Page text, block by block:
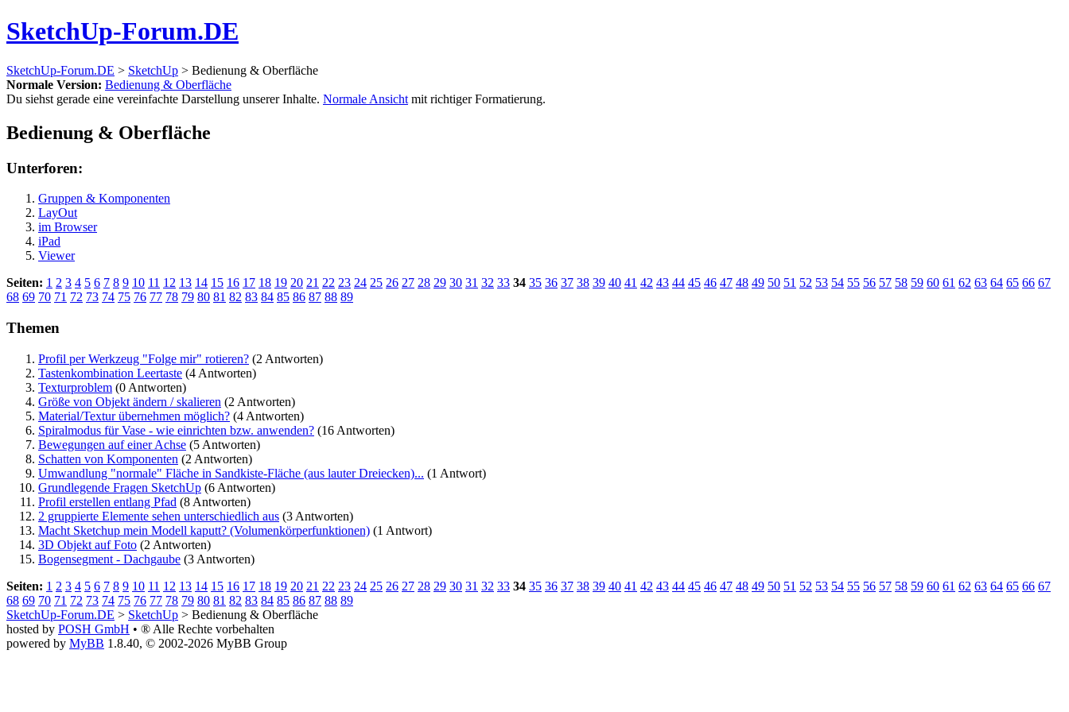
SketchUp-Forum.DE
SketchUp-Forum.DE > SketchUp > Bedienung & Oberfläche
Normale Version: Bedienung & Oberfläche
Du siehst gerade eine vereinfachte Darstellung unserer Inhalte. Normale Ansicht mit richtiger Formatierung.
Bedienung & Oberfläche
Unterforen:
Gruppen & Komponenten
LayOut
im Browser
iPad
Viewer
Seiten: 1 2 3 4 5 6 7 8 9 10 11 12 13 14 15 16 17 18 19 20 21 22 23 24 25 26 27 28 29 30 31 32 33 34 35 36 37 38 39 40 41 42 43 44 45 46 47 48 49 50 51 52 53 54 55 56 57 58 59 60 61 62 63 64 65 66 67
68 69 70 71 72 73 74 75 76 77 78 79 80 81 82 83 84 85 86 87 88 89
Themen
Profil per Werkzeug "Folge mir" rotieren? (2 Antworten)
Tastenkombination Leertaste (4 Antworten)
Texturproblem (0 Antworten)
Größe von Objekt ändern / skalieren (2 Antworten)
Material/Textur übernehmen möglich? (4 Antworten)
Spiralmodus für Vase - wie einrichten bzw. anwenden? (16 Antworten)
Bewegungen auf einer Achse (5 Antworten)
Schatten von Komponenten (2 Antworten)
Umwandlung "normale" Fläche in Sandkiste-Fläche (aus lauter Dreiecken)... (1 Antwort)
Grundlegende Fragen SketchUp (6 Antworten)
Profil erstellen entlang Pfad (8 Antworten)
2 gruppierte Elemente sehen unterschiedlich aus (3 Antworten)
Macht Sketchup mein Modell kaputt? (Volumenkörperfunktionen) (1 Antwort)
3D Objekt auf Foto (2 Antworten)
Bogensegment - Dachgaube (3 Antworten)
Seiten: 1 2 3 4 5 6 7 8 9 10 11 12 13 14 15 16 17 18 19 20 21 22 23 24 25 26 27 28 29 30 31 32 33 34 35 36 37 38 39 40 41 42 43 44 45 46 47 48 49 50 51 52 53 54 55 56 57 58 59 60 61 62 63 64 65 66 67
68 69 70 71 72 73 74 75 76 77 78 79 80 81 82 83 84 85 86 87 88 89
SketchUp-Forum.DE > SketchUp > Bedienung & Oberfläche
hosted by POSH GmbH • ® Alle Rechte vorbehalten
powered by MyBB 1.8.40, © 2002-2026 MyBB Group